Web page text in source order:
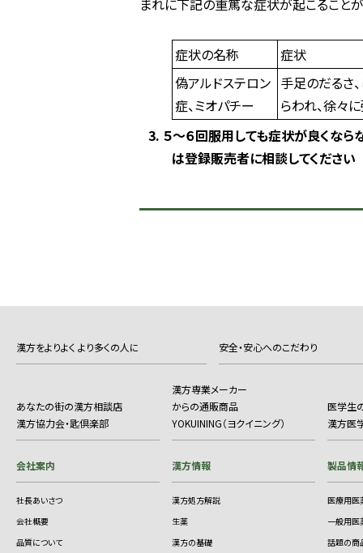
まれに下記の重篤な症状が起こること
症状の名称
症状
偽アルドステロン
症、ミオパチー
手足のだるさ
らわれ、徐々に
3. ５～６回服用しても症状が良くな
は登録販売者に相談してください
漢方をよりよく より多くの人に 安全・安心へのこだわり
あなたの街の漢方相談店
漢方協力会・匙倶楽部
漢方専業メーカー
からの通販商品
YOKUINING（ヨクイニング）
医学生
漢方医
会社案内
社長あいさつ
会社概要
品質について
漢方情報
漢方処方解説
生薬
漢方の基礎
製品情
医療用
一般用
話題の商